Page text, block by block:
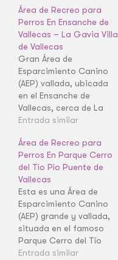
Área de Recreo para
Perros En Ensanche de
Vallecas – La Gavia Villa
de Vallecas
Gran Área de
Esparcimiento Canino
(AEP) vallada, ubicada
en el Ensanche de
Vallecas, cerca de La
Gavia. Esta AEP de gran
para el ejercicio libre y
la socialización de los
perros en el distrito de
Villa de Vallecas.
Entrada similar
Área de Recreo para
Perros En Parque Cerro
del Tío Pío Puente de
Vallecas
Esta es una Área de
Esparcimiento Canino
(AEP) grande y vallada,
situada en el famoso
Parque Cerro del Tío
Pío, en el distrito de
Entrada similar